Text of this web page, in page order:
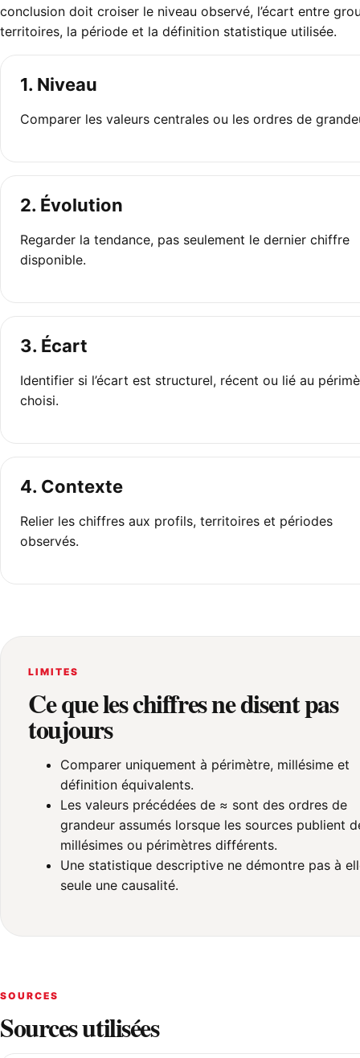
conclusion doit croiser le niveau observé, l’écart entre
territoires, la période et la définition statistique utilisée.
1. Niveau
Comparer les valeurs centrales ou les ordres de
2. Évolution
Regarder la tendance, pas seulement le dernier chiffre
disponible.
3. Écart
Identifier si l’écart est structurel, récent ou lié au
choisi.
4. Contexte
Relier les chiffres aux profils, territoires et périodes
observés.
LIMITES
Ce que les chiffres ne disent pas
toujours
Comparer uniquement à périmètre, millésime et
définition équivalents.
Les valeurs précédées de ≈ sont des ordres de
grandeur assumés lorsque les sources publient
millésimes ou périmètres différents.
Une statistique descriptive ne démontre pas à
seule une causalité.
SOURCES
Sources utilisées